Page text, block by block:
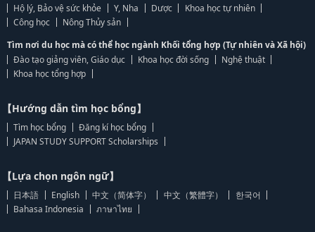
Hộ lý, Bảo vệ sức khỏe
Y, Nha Dược
Khoa học tự nhiên
Công học
Nông Thủy sản
Tìm nơi du học mà có thể học ngành Khối tổng hợp (Tự nhiên và Xã hội)
Đào tạo giảng viên, Giáo dục
Khoa học đời sống
Nghệ thuật
Khoa học tổng hợp
【Hướng dẫn tìm học bổng】
Tìm học bổng
Đăng kí học bổng
JAPAN STUDY SUPPORT Scholarships
【Lựa chọn ngôn ngữ】
日本語 English 中文（简体字） 中文（繁體字）
한국어
Bahasa Indonesia
ภาษาไทย